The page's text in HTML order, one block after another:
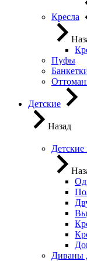
Кресла
Пуфы
Детские
Назад
Детские
Диваны